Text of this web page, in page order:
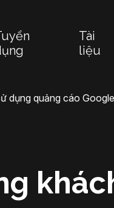
Tài
liệu
dụng quảng cáo